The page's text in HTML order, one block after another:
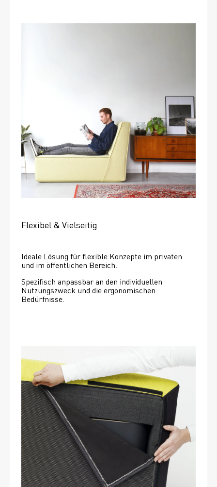
Flexibel & Vielseitig
Ideale Lösung für flexible Konzepte im privaten
und im öffentlichen Bereich.
Spezifisch anpassbar an den individuellen
Nutzungszweck und die ergonomischen
Bedürfnisse.